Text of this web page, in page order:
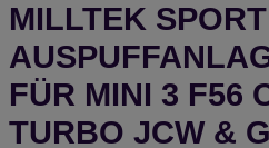
MILLTEK SPORT
FÜR MINI 3 F56
TURBO JCW &